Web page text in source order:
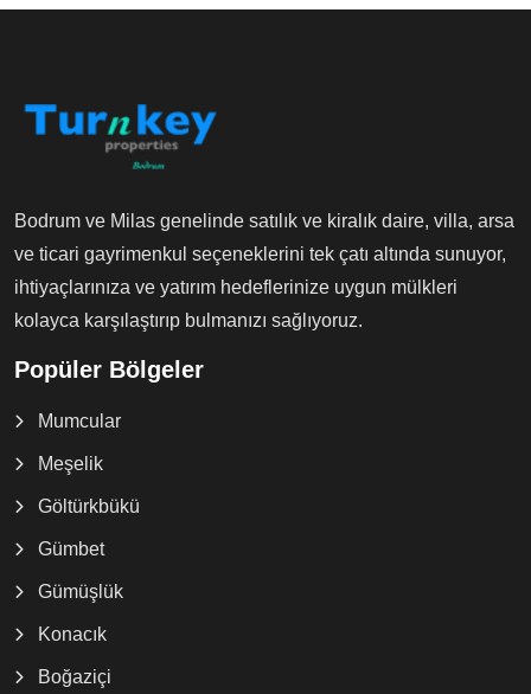
Bodrum ve Milas genelinde satılık ve kiralık daire, villa, arsa
ve ticari gayrimenkul seçeneklerini tek çatı altında sunuyor,
ihtiyaçlarınıza ve yatırım hedeflerinize uygun mülkleri
kolayca karşılaştırıp bulmanızı sağlıyoruz.
Popüler Bölgeler
Mumcular
Meşelik
Göltürkbükü
Gümbet
Gümüşlük
Konacık
Boğaziçi